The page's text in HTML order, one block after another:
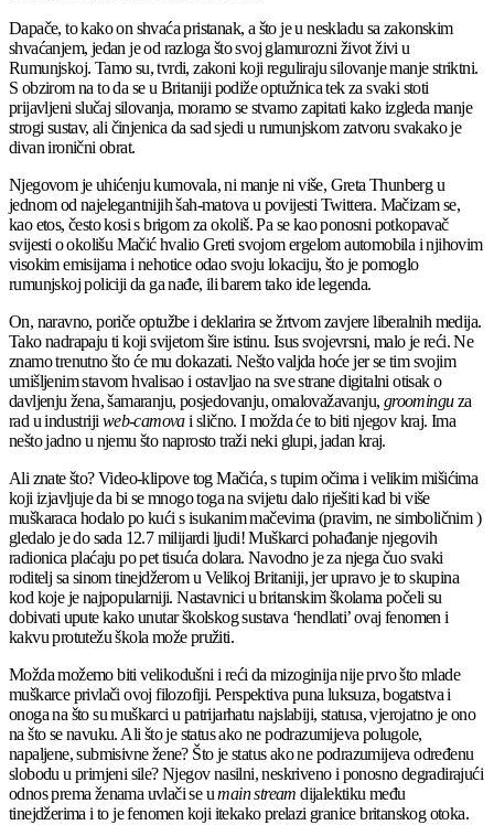
Dapače, to kako on shvaća pristanak, a što je u neskladu sa zakonskim
shvaćanjem, jedan je od razloga što svoj glamurozni život živi u
Rumunjskoj. Tamo su, tvrdi, zakoni koji reguliraju silovanje manje striktni.
S obzirom na to da se u Britaniji podiže optužnica tek za svaki stoti
prijavljeni slučaj silovanja, moramo se stvarno zapitati kako izgleda manje
strogi sustav, ali činjenica da sad sjedi u rumunjskom zatvoru svakako je
divan ironični obrat.
Njegovom je uhićenju kumovala, ni manje ni više, Greta Thunberg u
jednom od najelegantnijih šah-matova u povijesti Twittera. Mačizam se,
kao etos, često kosi s brigom za okoliš. Pa se kao ponosni potkopavač
svijesti o okolišu Mačić hvalio Greti svojom ergelom automobila i njihovim
visokim emisijama i nehotice odao svoju lokaciju, što je pomoglo
rumunjskoj policiji da ga nađe, ili barem tako ide legenda.
On, naravno, poriče optužbe i deklarira se žrtvom zavjere liberalnih medija.
Tako nadrapaju ti koji svijetom šire istinu. Isus svojevrsni, malo je reći. Ne
znamo trenutno što će mu dokazati. Nešto valjda hoće jer se tim svojim
umišljenim stavom hvalisao i ostavljao na sve strane digitalni otisak o
davljenju žena, šamaranju, posjedovanju, omalovažavanju, groominguza
rad u industriji web-camovai slično. I možda će to biti njegov kraj. Ima
nešto jadno u njemu što naprosto traži neki glupi, jadan kraj.
Ali znate što? Video-klipove tog Mačića, s tupim očima i velikim mišićima
koji izjavljuje da bi se mnogo toga na svijetu dalo riješiti kad bi više
muškaraca hodalo po kući s isukanim mačevima (pravim, ne simboličnim )
gledalo je do sada 12.7 milijardi ljudi! Muškarci pohađanje njegovih
radionica plaćaju po pet tisuća dolara. Navodno je za njega čuo svaki
roditelj sa sinom tinejdžerom u Velikoj Britaniji, jer upravo je to skupina
kod koje je najpopularniji. Nastavnici u britanskim školama počeli su
dobivati upute kako unutar školskog sustava ‘hendlati’ ovaj fenomen i
kakvu protutežu škola može pružiti.
Možda možemo biti velikodušni i reći da mizoginija nije prvo što mlade
muškarce privlači ovoj filozofiji. Perspektiva puna luksuza, bogatstva i
onoga na što su muškarci u patrijarhatu najslabiji, statusa, vjerojatno je ono
na što se navuku. Ali što je status ako ne podrazumijeva polugole,
napaljene, submisivne žene? Što je status ako ne podrazumijeva određenu
slobodu u primjeni sile? Njegov nasilni, neskriveno i ponosno degradirajući
odnos prema ženama uvlači se umain streamdijalektiku među
tinejdžerima i to je fenomen koji itekako prelazi granice britanskog otoka.